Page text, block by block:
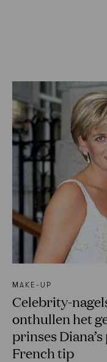
ΜAKE-UP
Celebrity-
onthullen het
prinses
French tip